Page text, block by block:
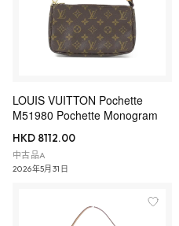
LOUIS VUITTON Pochette
M51980 Pochette Monogram
HKD 8112.00
中古品A
2026年5月31日